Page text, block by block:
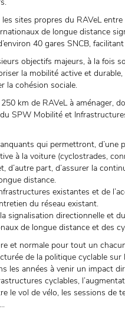
sites propres du RAVeL
de longue distance
40 gares SNCB,
objectifs majeurs, à la fois
la mobilité active et
la cohésion sociale.
km de RAVeL à aménager,
SPW Mobilité et
qui permettront, d’une
à la voiture (cyclostrades,
d’autre part, d’assurer la
distance.
existantes et de
du réseau existant.
signalisation directionnelle et
de longue distance et des
et normale pour tout un
de la politique cyclable
les années à venir un impact
cyclables,
le vol de vélo, les sessions de